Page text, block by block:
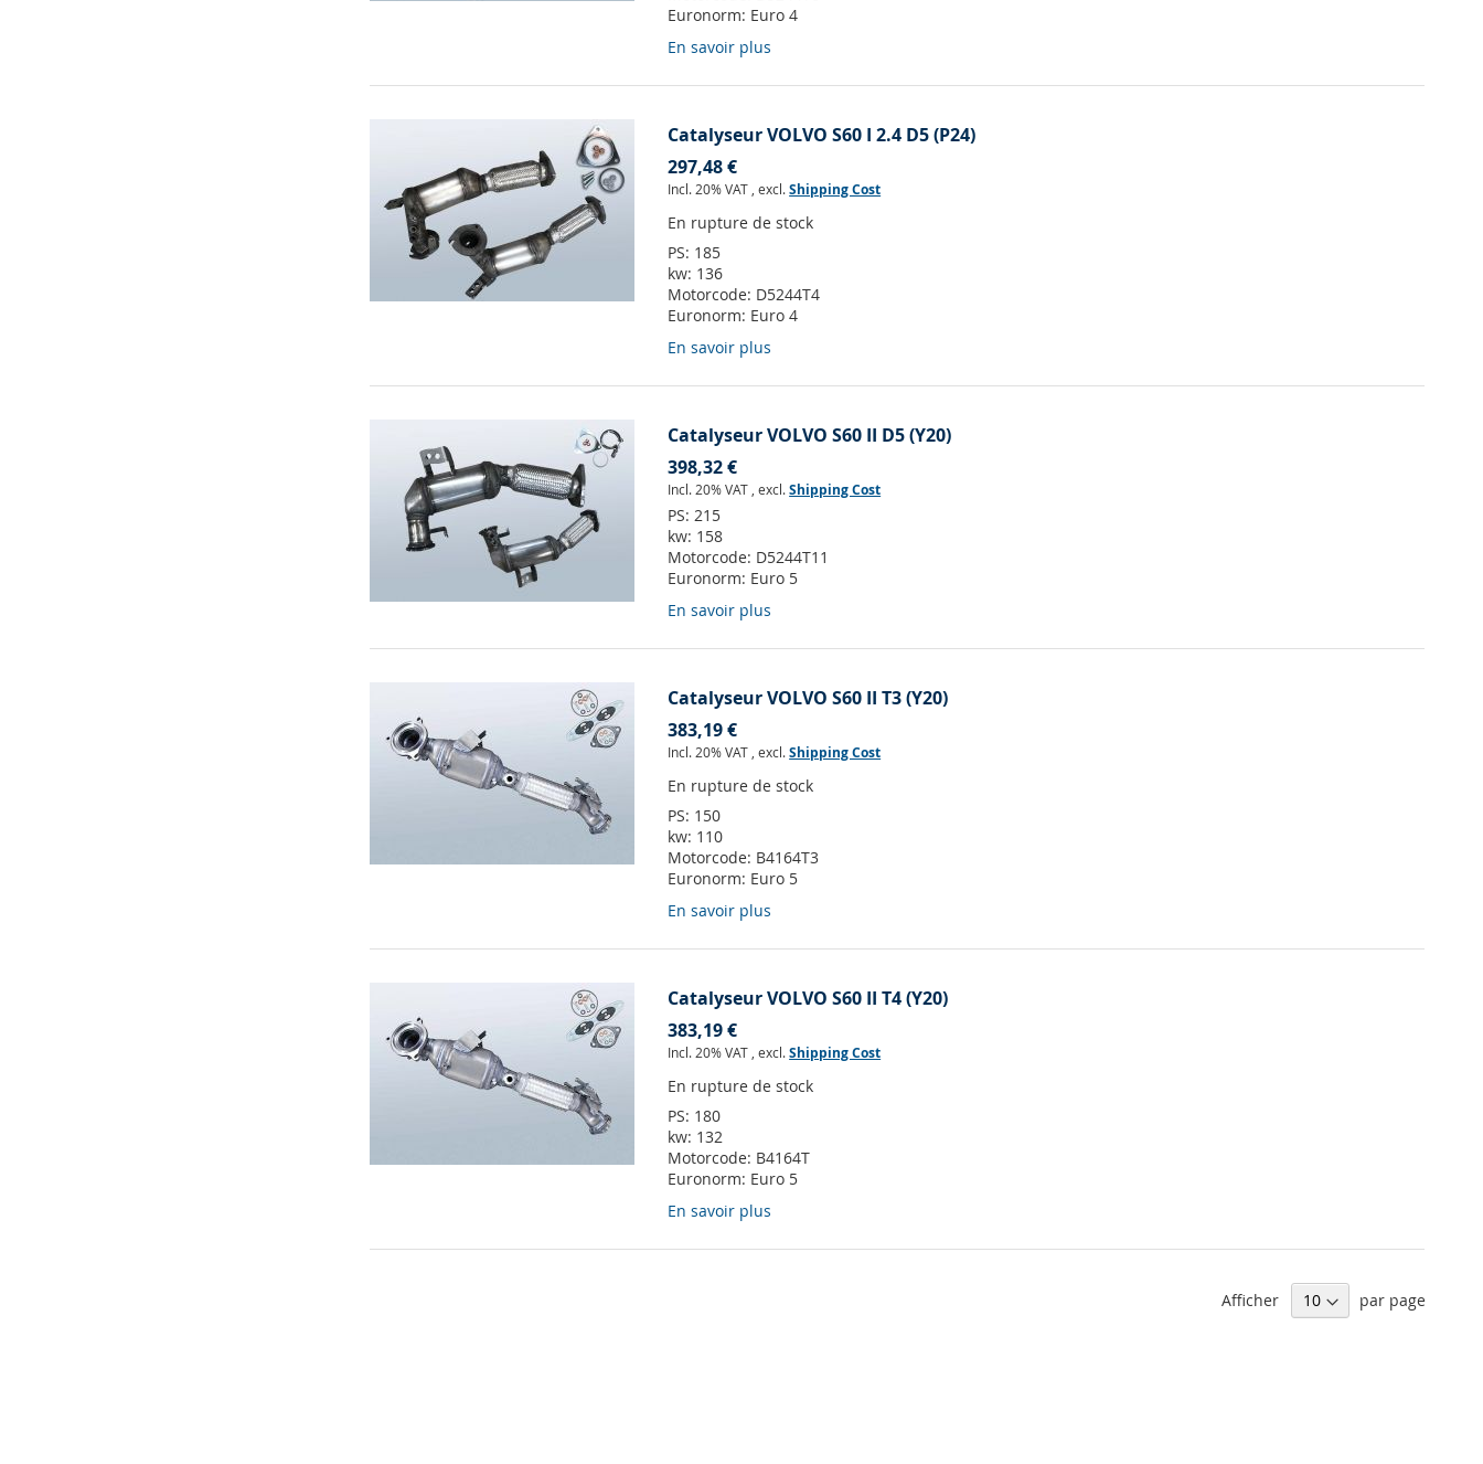
Euronorm: Euro 4
En savoir plus
Catalyseur VOLVO S60 I 2.4 D5 (P24)
297,48 €
Incl. 20% VAT ,excl.Shipping Cost
En rupture de stock
PS: 185
kw: 136
Motorcode: D5244T4
Euronorm: Euro 4
En savoir plus
Catalyseur VOLVO S60 II D5 (Y20)
398,32 €
Incl. 20% VAT ,excl.Shipping Cost
PS:215
kw: 158
Motorcode: D5244T11
Euronorm: Euro 5
En savoir plus
Catalyseur VOLVO S60 II T3 (Y20)
383,19 €
Incl. 20% VAT ,excl.Shipping Cost
En rupture de stock
PS: 150
kw: 110
Motorcode: B4164T3
Euronorm: Euro 5
En savoir plus
Catalyseur VOLVO S60 II T4 (Y20)
383,19 €
Incl. 20% VAT ,excl.Shipping Cost
En rupture de stock
PS: 180
kw: 132
Motorcode: B4164T
Euronorm: Euro 5
En savoir plus
Afficher par page